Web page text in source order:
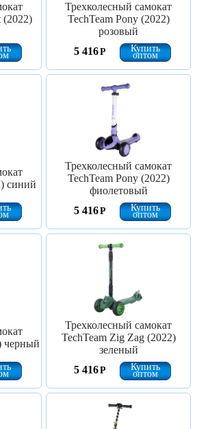
(2022)
Трехколесный самокат
TechTeam Pony (2022)
розовый
5 416Р Купить
оптом
синий
Трехколесный самокат
TechTeam Pony (2022)
фиолетовый
5 416Р Купить
оптом
черный
Трехколесный самокат
TechTeam Zig Zag (2022)
зеленый
5 416Р Купить
оптом